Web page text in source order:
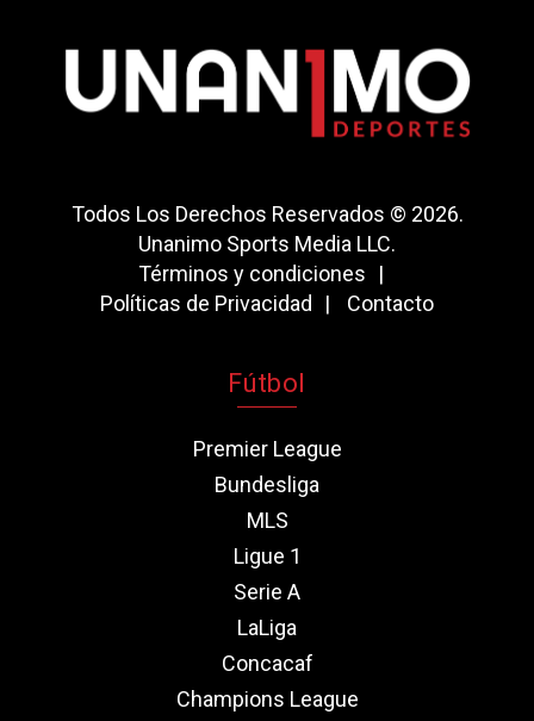
Todos Los Derechos Reservados © 2026.
Unanimo Sports Media LLC.
Términos y condiciones
Políticas de Privacidad
Contacto
Fútbol
Premier League
Bundesliga
MLS
Ligue 1
Serie A
LaLiga
Concacaf
Champions League